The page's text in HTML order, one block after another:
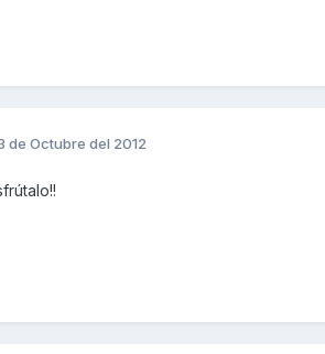
de Octubre del 2012